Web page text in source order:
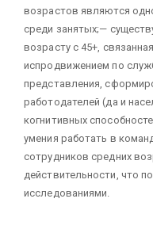
возрастов являются
среди занятых;—
возрасту с 45+,
испродвижением по
представления,
работодателей (да и
когнитивных
умения работать в
сотрудников средних
действительности, что
исследованиями.